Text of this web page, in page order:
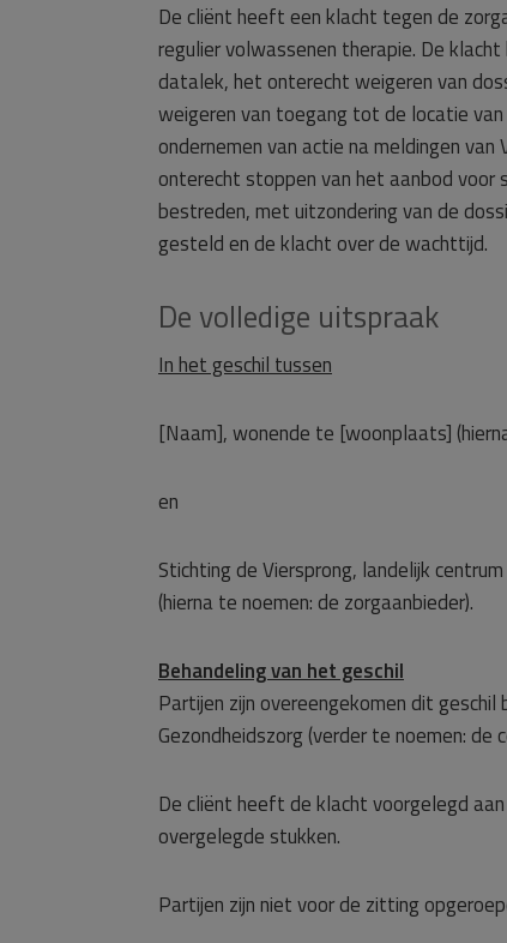
De cliënt heeft een klacht tegen de
regulier volwassenen therapie. De
datalek, het onterecht weigeren van
weigeren van toegang tot de locatie
ondernemen van actie na meldingen
onterecht stoppen van het aanbod
bestreden, met uitzondering van de
gesteld en de klacht over de wachttijd.
De volledige uitspraak
In het geschil tussen
[Naam], wonende te [woonplaats]
en
Stichting de Viersprong, landelijk
(hierna te noemen: de zorgaanbieder).
Behandeling van het geschil
Partijen zijn overeengekomen dit geschil
Gezondheidszorg (verder te noemen:
De cliënt heeft de klacht voorgelegd
overgelegde stukken.
Partijen zijn niet voor de zitting